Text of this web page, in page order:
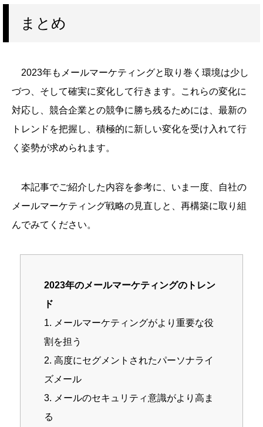
まとめ
2023年もメールマーケティングと取り巻く環境は少し
づつ、そして確実に変化して行きます。これらの変化に
対応し、競合企業との競争に勝ち残るためには、最新の
トレンドを把握し、積極的に新しい変化を受け入れて行
く姿勢が求められます。
本記事でご紹介した内容を参考に、いま一度、自社の
メールマーケティング戦略の見直しと、再構築に取り組
んでみてください。
2023年のメールマーケティングのトレン
ド
1. メールマーケティングがより重要な役
割を担う
2. 高度にセグメントされたパーソナライ
ズメール
3. メールのセキュリティ意識がより高ま
る